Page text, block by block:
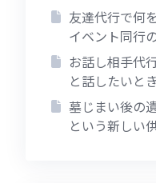
友達代行で何
イベント同行
お話し相手代
と話したいと
墓じまい後の
という新しい